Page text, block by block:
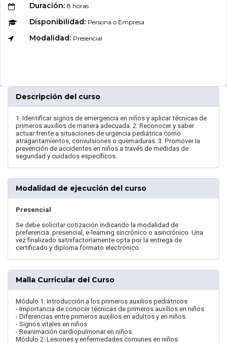
Duración: 8 horas
Disponibilidad: Persona o Empresa
Modalidad: Presencial
Descripción del curso
1. Identificar signos de emergencia en niños y aplicar técnicas de
primeros auxilios de manera adecuada. 2. Reconocer y saber
actuar frente a situaciones de urgencia pediátrica como
atragantamientos, convulsiones o quemaduras. 3. Promover la
prevención de accidentes en niños a través de medidas de
seguridad y cuidados específicos.
Modalidad de ejecución del curso
Presencial
Se debe solicitar cotización indicando la modalidad de
preferencia: presencial, e-learning sincrónico o asincrónico. Una
vez finalizado satisfactoriamente opta por la entrega de
certificado y diploma formato electrónico.
Malla Curricular del Curso
Módulo 1: Introducción a los primeros auxilios pediátricos
- Importancia de conocer técnicas de primeros auxilios en niños
- Diferencias entre primeros auxilios en adultos y en niños
- Signos vitales en niños
- Reanimación cardiopulmonar en niños
Módulo 2: Lesiones y enfermedades comunes en niños